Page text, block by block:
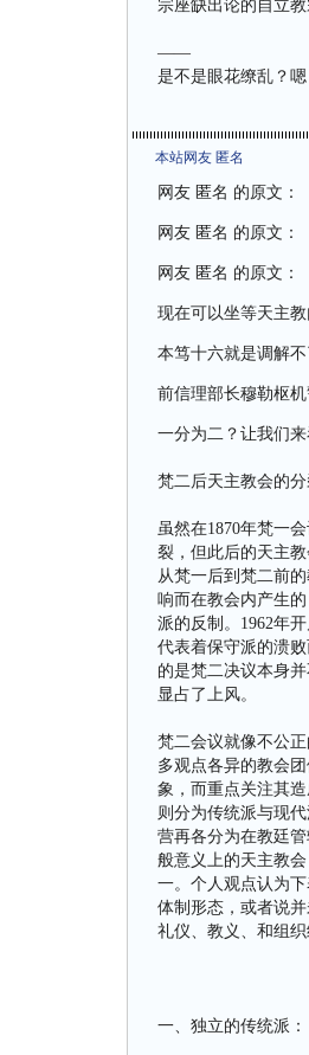
宗座缺出论的自立教
——
是不是眼花缭乱？
本站网友 匿名
网友 匿名 的原文：
网友 匿名 的原文：
网友 匿名 的原文：
现在可以坐等天主
本笃十六就是调解
前信理部长穆勒枢
一分为二？让我们
梵二后天主教会的分
虽然在1870年梵一
裂，但此后的天主
从梵一后到梵二前
响而在教会内产生
派的反制。1962年
代表着保守派的溃
的是梵二决议本身
显占了上风。
梵二会议就像不公
多观点各异的教会
象，而重点关注其
则分为传统派与现
营再各分为在教廷
般意义上的天主教
一。个人观点认为
体制形态，或者说
礼仪、教义、和组
一、独立的传统派：